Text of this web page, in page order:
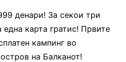
денари! За секои три
една карта гратис! Првите
кампинг во
на Балканот!